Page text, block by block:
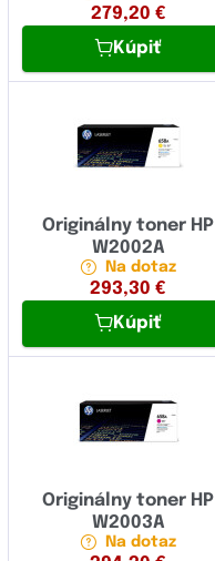
279,20 €
Kúpiť
Originálny toner HP
W2002A
Na dotaz
293,30 €
Kúpiť
Originálny toner HP
W2003A
Na dotaz